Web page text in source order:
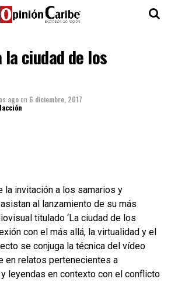
ciudad de los
agoon 6 diciembre, 2017
la invitación a los samarios y
al lanzamiento de su más
titulado ‘La ciudad de los
con el más allá, la virtualidad y el
se conjuga la técnica del vídeo
en relatos pertenecientes a
leyendas en contexto con el conflicto